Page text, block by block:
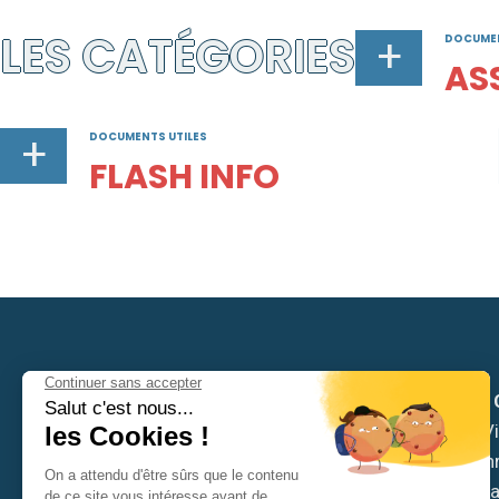
LES CATÉGORIES +
+ DOCUMENTS UTILES
FLASH INFO
Mairie de
Hôtel de
6 place
53810